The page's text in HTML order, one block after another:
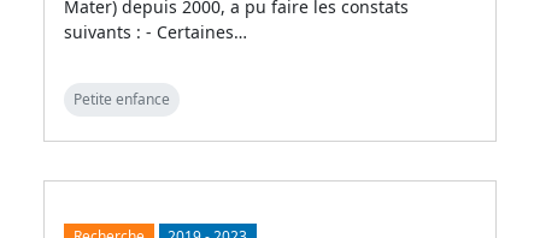
Mater) depuis 2000, a pu faire les constats
suivants : - Certaines…
Petite enfance